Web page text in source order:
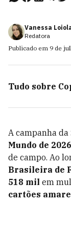
Vanessa
Redatora
Publicado em 9 de
Tudo sobre
A campanha da
Mundo de 2026
de campo. Ao
Brasileira de
518 mil em
cartões